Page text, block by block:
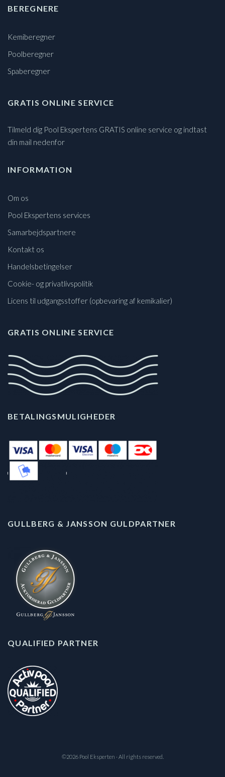
BEREGNERE
Kemiberegner
Poolberegner
Spaberegner
GRATIS ONLINE SERVICE
Tilmeld dig Pool Ekspertens GRATIS online service og indtast
din mail nedenfor
INFORMATION
Om os
Pool Ekspertens services
Samarbejdspartnere
Kontakt os
Handelsbetingelser
Cookie- og privatlivspolitik
Licens til udgangsstoffer (opbevaring af kemikalier)
GRATIS ONLINE SERVICE
BETALINGSMULIGHEDER
GULLBERG & JANSSON GULDPARTNER
QUALIFIED PARTNER
©2026 Pool Eksperten · All rights reserved.